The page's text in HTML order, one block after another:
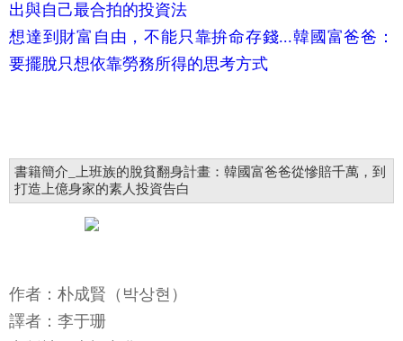
出與自己最合拍的投資法
想達到財富自由，不能只靠拚命存錢...韓國富爸爸：
要擺脫只想依靠勞務所得的思考方式
書籍簡介_上班族的脫貧翻身計畫：韓國富爸爸從慘賠千萬，到
打造上億身家的素人投資告白
作者：朴成賢（박상현）
譯者：李于珊